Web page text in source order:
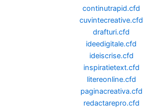
continutrapid.cfd
cuvintecreative.cfd
drafturi.cfd
ideedigitale.cfd
ideiscrise.cfd
inspiratietext.cfd
litereonline.cfd
paginacreativa.cfd
redactarepro.cfd